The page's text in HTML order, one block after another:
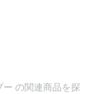
ー の関連商品を探